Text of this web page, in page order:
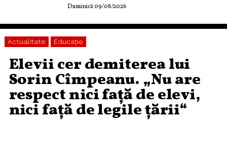
Duminică 09/08/2026
Actualitate Educaţie
Elevii cer demiterea lui
Sorin Cîmpeanu. „Nu are
respect nici față de elevi,
nici față de legile țării“